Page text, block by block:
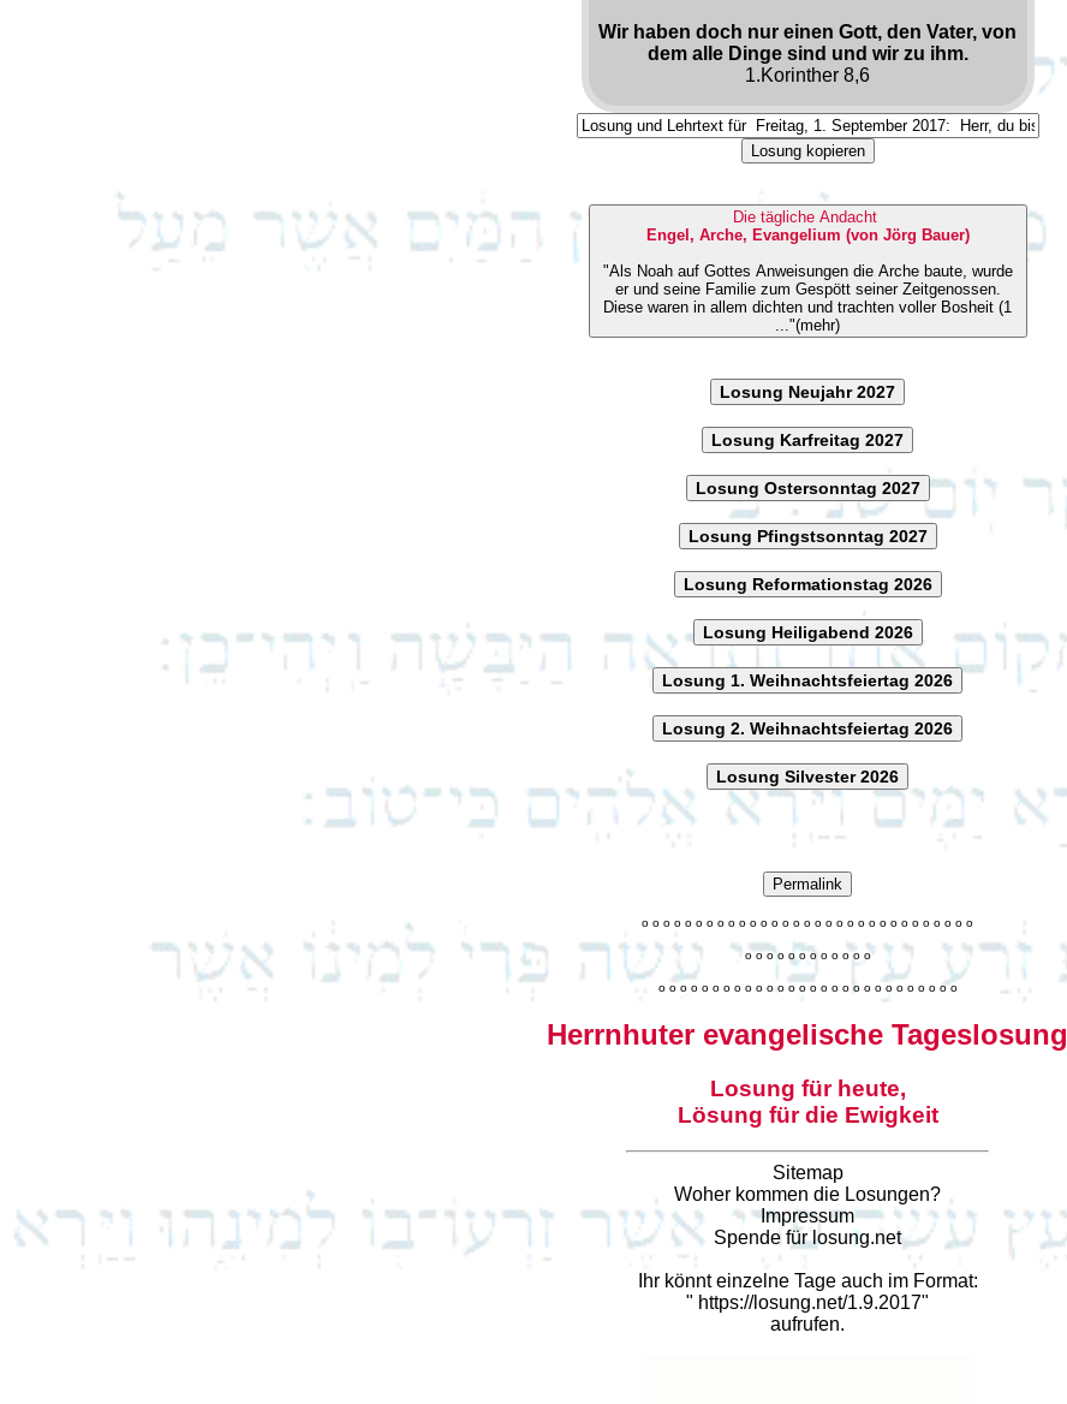
Wir haben doch nur einen Gott, den Vater, von
dem alle Dinge sind und wir zu ihm.
1.Korinther 8,6
Losung kopieren
Die tägliche Andacht
Engel, Arche, Evangelium (von Jörg Bauer)
"Als Noah auf Gottes Anweisungen die Arche baute, wurde
er und seine Familie zum Gespött seiner Zeitgenossen.
Diese waren in allem dichten und trachten voller Bosheit (1
..."(mehr)
Losung Neujahr 2027
Losung Karfreitag 2027
Losung Ostersonntag 2027
Losung Pfingstsonntag 2027
Losung Reformationstag 2026
Losung Heiligabend 2026
Losung 1. Weihnachtsfeiertag 2026
Losung 2. Weihnachtsfeiertag 2026
Losung Silvester 2026
Permalink
o o o o o o o o o o o o o o o o o o o o o o o o o o o o o o o
o o o o o o o o o o o o
o o o o o o o o o o o o o o o o o o o o o o o o o o o o
Herrnhuter evangelische Tageslosung
Losung für heute,
Lösung für die Ewigkeit
Sitemap
Woher kommen die Losungen?
Impressum
Spende für losung.net
Ihr könnt einzelne Tage auch im Format:
" https://losung.net/1.9.2017"
aufrufen.